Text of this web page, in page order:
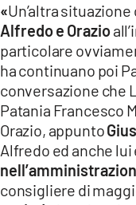
«Un’altra
Alfredo e Orazio
particolare
ha continuano poi
conversazione che
Patania Francesco
Orazio, appunto
Alfredo ed anche
consigliere di